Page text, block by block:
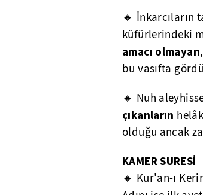
🔸 İnkarcıların
küfürlerindeki
amacı olmayan
bu vasıfta
🔸 Nuh
çıkanların
olduğu ancak
KAMER SURESİ
🔸 Kur'an-ı